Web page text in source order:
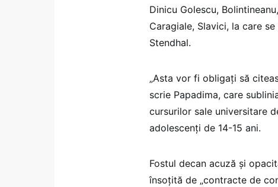
Dinicu Golescu,
Caragiale, Slavici, la care
Stendhal.
„Asta vor fi obligați să
scrie Papadima, care
cursurilor sale universitare
adolescenți de 14-15 ani.
Fostul decan acuză și
însoțită de „contracte de